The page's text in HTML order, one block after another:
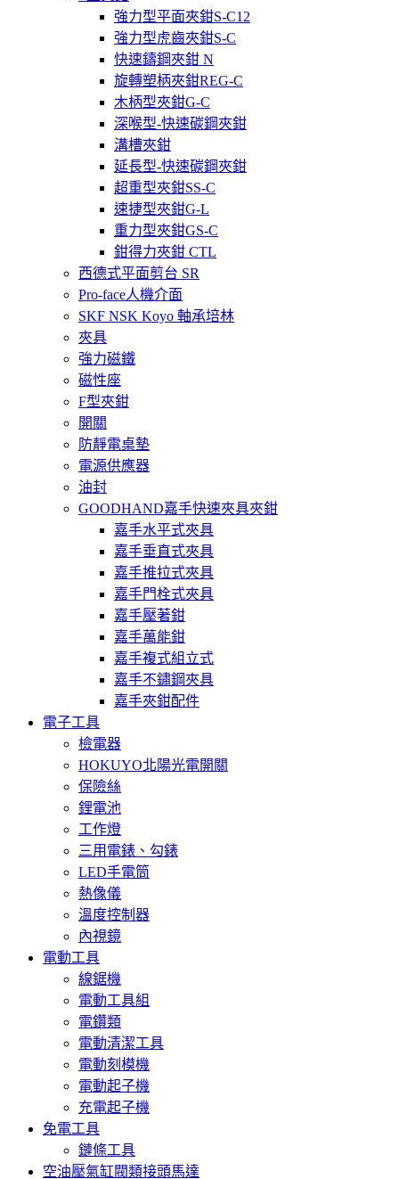
強力型平面夾鉗S-C12
強力型虎齒夾鉗S-C
快速鑄鋼夾鉗 N
旋轉塑柄夾鉗REG-C
木柄型夾鉗G-C
深喉型-快速碳鋼夾鉗
溝槽夾鉗
延長型-快速碳鋼夾鉗
超重型夾鉗SS-C
速捷型夾鉗G-L
重力型夾鉗GS-C
鉗得力夾鉗 CTL
西德式平面剪台 SR
Pro-face人機介面
SKF NSK Koyo 軸承培林
夾具
強力磁鐵
磁性座
F型夾鉗
開關
防靜電桌墊
電源供應器
油封
GOODHAND嘉手快速夾具夾鉗
嘉手水平式夾具
嘉手垂直式夾具
嘉手推拉式夾具
嘉手門栓式夾具
嘉手壓著鉗
嘉手萬能鉗
嘉手複式組立式
嘉手不鏽鋼夾具
嘉手夾鉗配件
電子工具
檢電器
HOKUYO北陽光電開關
保險絲
鋰電池
工作燈
三用電錶、勾錶
LED手電筒
熱像儀
溫度控制器
內視鏡
電動工具
線鋸機
電動工具組
電鑽類
電動清潔工具
電動刻模機
電動起子機
充電起子機
免電工具
鏈條工具
空油壓氣缸閥類接頭馬達